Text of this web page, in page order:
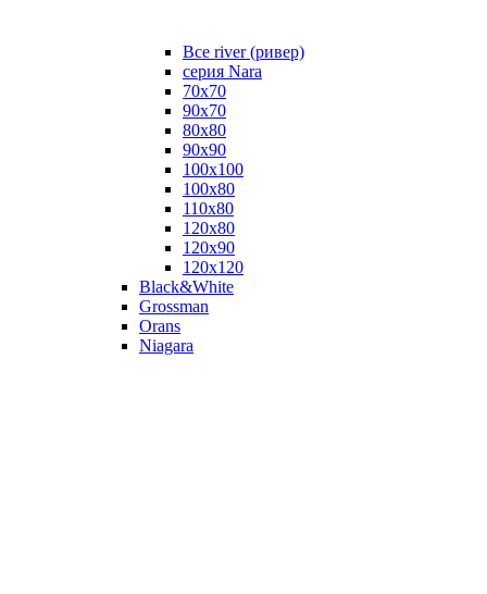
Все river (ривер)
серия Nara
70х70
90х70
80x80
90x90
100x100
100х80
110х80
120x80
120х90
120х120
Black&White
Grossman
Orans
Niagara